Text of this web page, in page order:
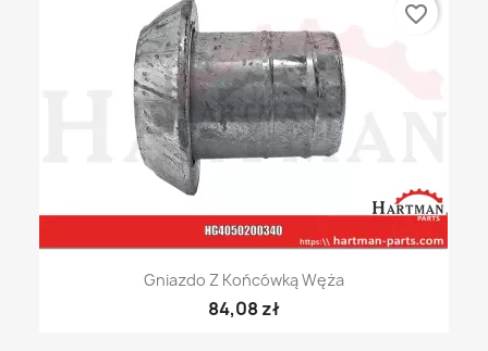
Gniazdo Z Końcówką Węża
84,08 zł
favorite_border